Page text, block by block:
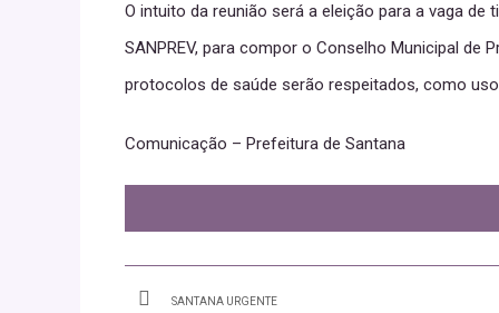
O intuito da reunião será a eleição para a vaga
SANPREV, para compor o Conselho Municipal de
protocolos de saúde serão respeitados, como
Comunicação – Prefeitura de Santana
SANTANA URGENTE